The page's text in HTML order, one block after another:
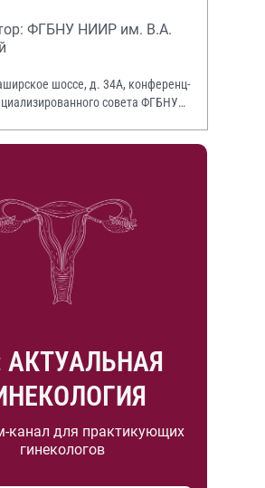
ФГБНУ НИИР им. В.А.
шоссе, д. 34А, конференц-
совета ФГБНУ
АКТУАЛЬНАЯ
канал для практикующих
гинекологов